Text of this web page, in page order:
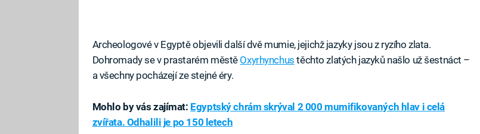
Archeologové v Egyptě objevili další dvě mumie, jejichž jazyky jsou z ryzího zlata.
Dohromady se v prastarém městě Oxyrhynchus těchto zlatých jazyků našlo už šestnáct –
a všechny pocházejí ze stejné éry.
Mohlo by vás zajímat: Egyptský chrám skrýval 2 000 mumifikovaných hlav i celá
zvířata. Odhalili je po 150 letech